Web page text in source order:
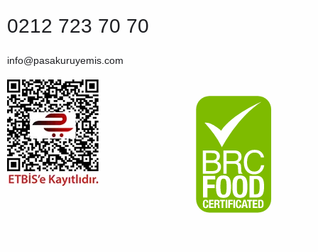
0212 723 70 70
info@pasakuruyemis.com